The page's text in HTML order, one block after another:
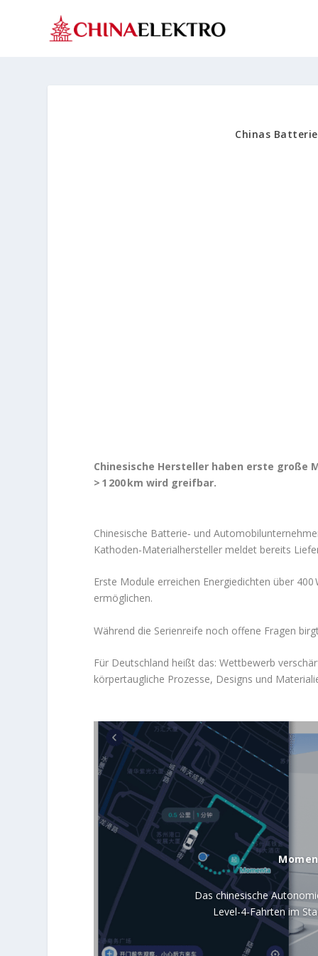
Chinas
Chinesische Hersteller haben erste
> 1 200 km wird greifbar.
Chinesische Batterie‑ und
Kathoden‑Materialhersteller meldet bereits
Erste Module erreichen Energiedichten über
ermöglichen.
Während die Serienreife noch offene Fragen
Für Deutschland heißt das: Wettbewerb
körpertaugliche Prozesse, Designs und
Das chinesische
Level-4-Fahrten im